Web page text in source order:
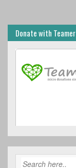
Donate with Teamer